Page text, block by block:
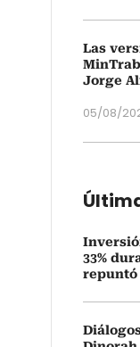
Las
Jorge
05/08/
33%
repuntó